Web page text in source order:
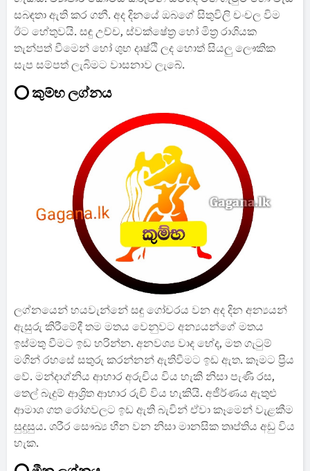
සබඳතා ඇති කර ගනී. අද දිනයේ ඔබගේ සිතුවිලි චංචල විම
ඊට හේතුවයි. සඳු උච්ච, ස්වක්ෂේත්‍ර හෝ මිත්‍ර රාශියක
තැන්පත් වීමෙන් හෝ ශුභ දෘෂ්ඨි ලද හොත් සියලු ලෞකික
සැප සම්පත් ලැබිමට වාසනාව ලැබේ.
⭕ කුම්භ ලග්නය
ලග්නයෙන් හයවැන්නේ සඳු ගෝචරය වන අද දින අන්‍යයන්
ඇසුරු කිරීමේදී තම මතය වෙනුවට අන්‍යයන්ගේ මතය
ඉස්මතු වීමට ඉඩ හරින්න. අනවශ්‍ය වාද භේද, මත ගැටුම්
මගින් රහසේ සතුරු කරන්නන් ඇතිවීමට ඉඩ ඇත. කෑමට ප්‍රිය
වේ. මන්දාග්නිය ආහාර අරුචිය විය හැකි නිසා පැණි රස,
තෙල් බැදුම් ආශ්‍රිත ආහාර රුචි විය හැකියි. අජීර්ණය ඇතුළු
ආමාශ ගත රෝගවලට ඉඩ ඇති බැවින් ඒවා කෑමෙන් වැළකීම
සුදුසුය. ශරීර සෞඛ්‍ය හීන වන නිසා මානසික තෘප්තිය අඩු විය
හැක.